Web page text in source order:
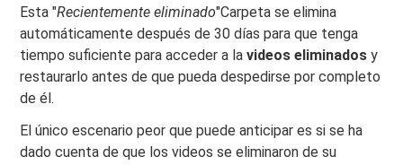
Esta "Recientemente eliminado"Carpeta se elimina
automáticamente después de 30 días para que tenga
tiempo suficiente para acceder a lavideos eliminados y
restaurarlo antes de que pueda despedirse por completo
de él.
El único escenario peor que puede anticipar es si se ha
dado cuenta de que los videos se eliminaron de su